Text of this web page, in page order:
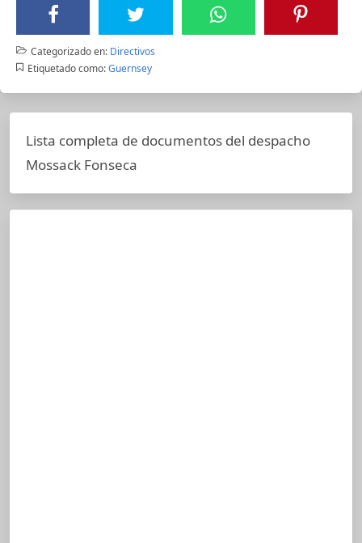
Categorizado en: Directivos
Etiquetado como: Guernsey
Lista completa de documentos del despacho
Mossack Fonseca